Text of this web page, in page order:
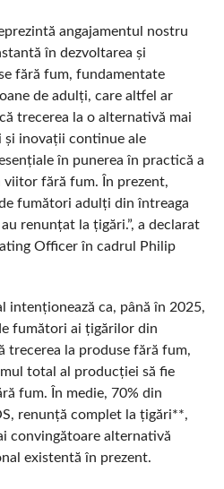
angajamentul nostru
în dezvoltarea și
fără fum, fundamentate
de adulți, care altfel ar
trecerea la o alternativă mai
și inovații continue ale
în punerea în practică a
viitor fără fum. În prezent,
fumători adulți din întreaga
renunțat la țigări.”, a declarat
Officer în cadrul Philip
intenționează ca, până în 2025,
fumători ai țigărilor din
trecerea la produse fără fum,
total al producției să fie
fum. În medie, 70% din
renunță complet la țigări**,
convingătoare alternativă
existentă în prezent.